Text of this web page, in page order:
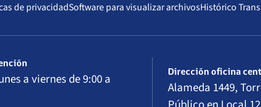
de privacidadSoftware para visualizar archivosHistórico
a viernes de 9:00 a
Dirección oficina
Alameda 1449,